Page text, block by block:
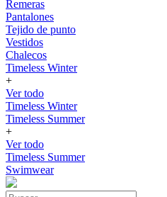
Remeras
Pantalones
Tejido de punto
Vestidos
Chalecos
Timeless Winter
+
Ver todo
Timeless Winter
Timeless Summer
+
Ver todo
Timeless Summer
Swimwear